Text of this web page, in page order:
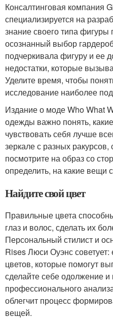
Консалтинговая компания
специализируется на
знание своего типа
осознанный выбор
подчеркивала фигуру и ее
недостатки, которые
Уделите время, чтобы
исследование наиболее
Издание о моде Who What
одежды важно понять,
чувствовать себя лучше
зеркале с разных
посмотрите на образ со
определить, на какие вещи
Найдите свой цвет
Правильные цвета
глаз и волос, сделать их
Персональный стилист и
Rises Люси Оуэнс
цветов, которые помогут
сделайте себе одолжение
профессионального
облегчит процесс
вещей.